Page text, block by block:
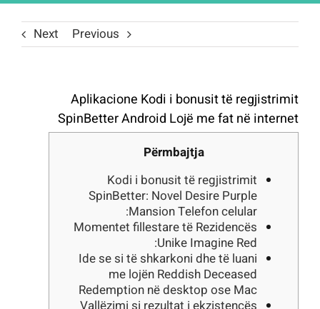
Previous
Next
Aplikacione Kodi i bonusit të regjistrimit
SpinBetter Android Lojë me fat në internet
Përmbajtja
Kodi i bonusit të regjistrimit
SpinBetter: Novel Desire Purple
Mansion Telefon celular:
Momentet fillestare të Rezidencës
Unike Imagine Red:
Ide se si të shkarkoni dhe të luani
me lojën Reddish Deceased
Redemption në desktop ose Mac